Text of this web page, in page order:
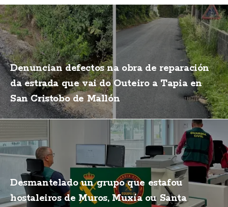
Denuncian defectos na obra de reparación
da estrada que vai do Outeiro a Tapia en
San Cristobo de Mallón
Desmantelado un grupo que estafou
hostaleiros de Muros, Muxía ou Santa